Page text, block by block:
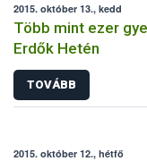
2015. október 13., kedd
Több mint ezer
Erdők Hetén
TOVÁBB
2015. október 12., hétfő